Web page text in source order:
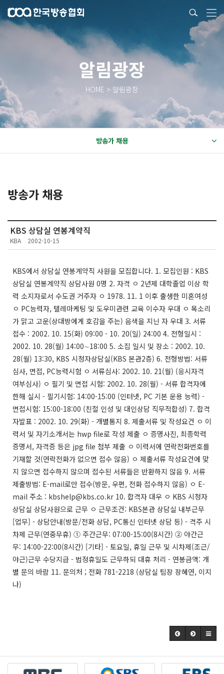
알림광장
HOME > 알림광장
방송가 채용
방송가 채용
KBS 상담실 연봉계약직
KBA 2002-10-15
KBS에서 상담실 연봉계약직 사원을 모집합니다. 1. 모집인원 : KBS
상담실 연봉계약직 상담사원 0명 2. 자격 ㅇ 2년제 대학졸업 이상 학
력 소지자로서 수도권 거주자 ㅇ 1978. 11. 1 이후 출생한 미혼여성
ㅇ PC능력자, 텔레마케팅 및 도우미관련 교육 이수자 우대 ㅇ 목소리
가 맑고 고운(상대방에게 호감을 주는) 음색을 지닌 자 우대 3. 서류
접수 : 2002. 10. 15(화) 09:00 - 10. 20(일) 24:00 4. 전형일시 :
2002. 10. 28(월) 14:00∼18:00 5. 소집 일시 및 장소 : 2002. 10.
28(월) 13:30, KBS 시청자상담실(KBS 본관2층) 6. 전형방법: 서류
심사, 면접, PC능력시험 ㅇ 서류심사: 2002. 10. 21(월) (응시자격
여부심사) ㅇ 필기 및 면접 시험: 2002. 10. 28(월) - 서류 합격자에
한해 실시 - 필기시험: 14:00-15:00 (인터넷, PC 기본 운용 능력) -
면접시험: 15:00-18:00 (친절 인성 및 대인상담 직무적합성) 7. 합격
자발표 : 2002. 10. 29(화) - 개별통지 8. 제출서류 및 작성요건 ㅇ 이
력서 및 자기소개서는 hwp file로 작성 제출 ㅇ 증명사진, 최종학력
증명서, 자격증 등은 jpg file 첨부 제출 ㅇ 이력서에 연락전화번호를
기재할 것(연락전화가 없으면 접수 않음) ㅇ 제출서류 작성요건에 맞
지 않으면 접수하지 않으며 접수된 서류들은 반환하지 않음 9. 서류
제출방법: E-mail로만 접수(방문, 우편, 전화 접수하지 않음) ㅇ E-
mail 주소 : kbshelp@kbs.co.kr 10. 합격자 대우 ㅇ KBS 시청자
상담실 상담사원으로 근무 ㅇ 근무조건: KBS본관 상담실 내부근무
[업무] - 상담안내(방문/전화 상담, PC통신 인터넷 상담 등) - 격주 시
차제 근무(연중무휴) ① 주간근무: 07:00-15:00(8시간) ② 야간근
무: 14:00-22:00(8시간) [기타] - 토요일, 휴일 근무 및 시차제(조근/
야근)근무 수당지급 - 법정휴일도 근무하되 대휴 처리 - 연봉금액: 개
별 문의 바람 11. 문의처 ; 전화 781-2218 (상담실 팀장 장혜연, 이지
나)